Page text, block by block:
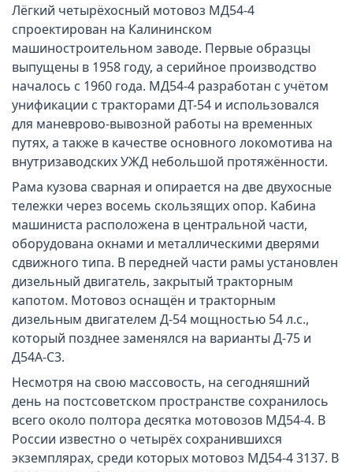
Лёгкий четырёхосный мотовоз МД54-4
спроектирован на Калининском
машиностроительном заводе. Первые образцы
выпущены в 1958 году, а серийное производство
началось с 1960 года. МД54-4 разработан с учётом
унификации с тракторами ДТ-54 и использовался
для маневрово-вывозной работы на временных
путях, а также в качестве основного локомотива на
внутризаводских УЖД небольшой протяжённости.
Рама кузова сварная и опирается на две двухосные
тележки через восемь скользящих опор. Кабина
машиниста расположена в центральной части,
оборудована окнами и металлическими дверями
сдвижного типа. В передней части рамы установлен
дизельный двигатель, закрытый тракторным
капотом. Мотовоз оснащён и тракторным
дизельным двигателем Д-54 мощностью 54 л.с.,
который позднее заменялся на варианты Д-75 и
Д54А-С3.
Несмотря на свою массовость, на сегодняшний
день на постсоветском пространстве сохранилось
всего около полтора десятка мотовозов МД54-4. В
России известно о четырёх сохранившихся
экземплярах, среди которых мотовоз МД54-4 3137. В